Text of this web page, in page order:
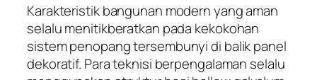
Karakteristik bangunan modern yang aman
selalu menitikberatkan pada kekokohan
sistem penopang tersembunyi di balik panel
dekoratif. Para teknisi berpengalaman selalu